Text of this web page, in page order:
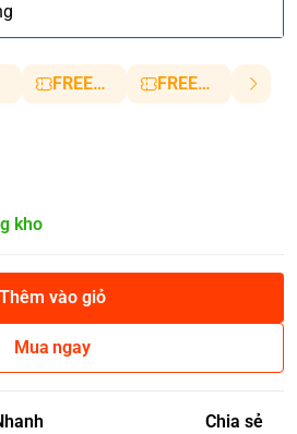
FREESHIP5 FREESHIP10
kho
Thêm vào giỏ
Mua ngay
Chia sẻ